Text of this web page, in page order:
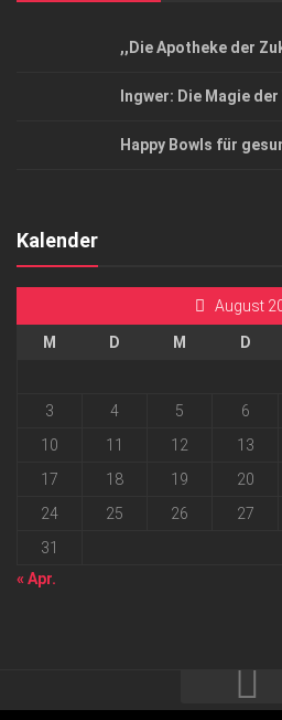
,,Die Apotheke der
Ingwer: Die Magie
Happy Bowls für
Kalender
August
M D M D
3
4 5 6
10
11 12 13
17
18 19 20
24
25 26 27
31
« Apr.